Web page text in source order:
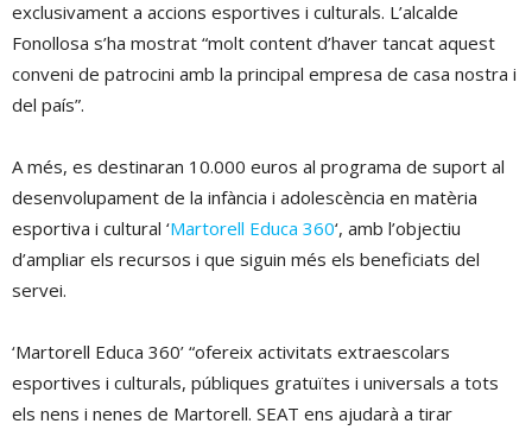
exclusivament a accions esportives i culturals. L’alcalde
Fonollosa s’ha mostrat “molt content d’haver tancat aquest
conveni de patrocini amb la principal empresa de casa nostra i
del país”.
A més, es destinaran 10.000 euros al programa de suport al
desenvolupament de la infància i adolescència en matèria
esportiva i cultural ‘Martorell Educa 360‘, amb l’objectiu
d’ampliar els recursos i que siguin més els beneficiats del
servei.
‘Martorell Educa 360’ “ofereix activitats extraescolars
esportives i culturals, públiques gratuïtes i universals a tots
els nens i nenes de Martorell. SEAT ens ajudarà a tirar